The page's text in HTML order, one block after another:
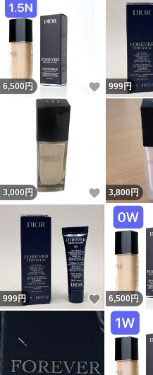
6,500 円 いいね！
999円
3,000 円 いいね！
3,800円
999円 いいね！
6,500 円